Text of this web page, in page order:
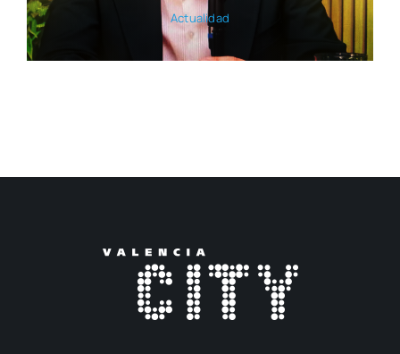
Actua­li­dad